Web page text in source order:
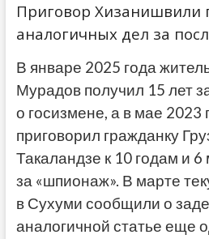
Приговор Хизанишвили
аналогичных дел за
В январе 2025 года
Мурадов получил 15 лет
о госизмене, а в мае 2023
приговорил гражданку
Такаландзе к 10 годам и
за «шпионаж». В марте
в Сухуми сообщили о
аналогичной статье еще